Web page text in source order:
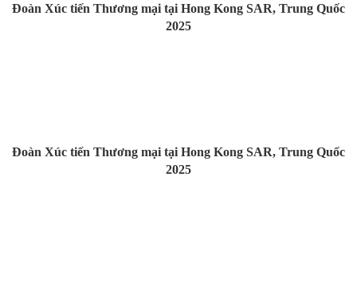
Đoàn Xúc tiến Thương mại tại Hong Kong SAR, Trung Quốc
2025
Đoàn Xúc tiến Thương mại tại Hong Kong SAR, Trung Quốc
2025